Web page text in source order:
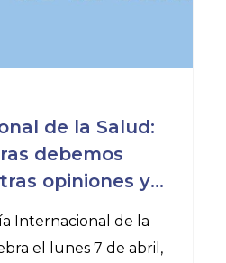
de la Salud:
debemos
opiniones y
Internacional de la
el lunes 7 de abril,